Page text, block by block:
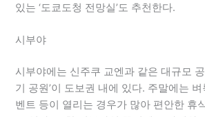
있는 ‘도쿄도청 전망실’도 추천한다.
시부야
시부야에는 신주쿠 교엔과 같은 대규모
기 공원’이 도보권 내에 있다. 주말에는
벤트 등이 열리는 경우가 많아 편안한 휴